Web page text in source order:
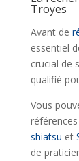
Troyes
Avant de
essentiel
crucial de
qualifié
Vous
shiatsu et
de